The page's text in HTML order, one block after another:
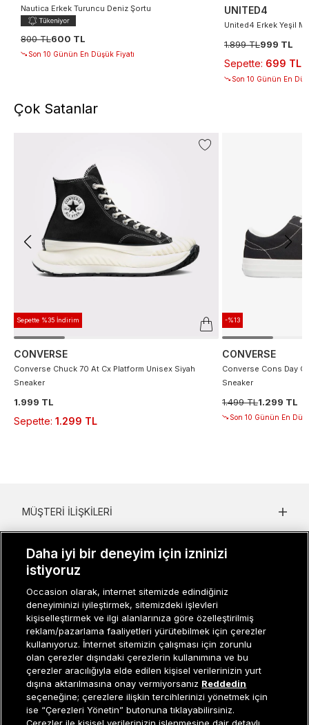
Nautica Erkek Turuncu Deniz Şortu
800 TL600 TL
Son 10 Günün En Düşük Fiyatı
UNITED4
United4 Erkek Yeşil
1.899 TL999 TL
Sepette: 699 TL
Son 10 Günün En
Çok Satanlar
Sepette %35 İndirim
CONVERSE
Converse Chuck 70 At Cx Platform Unisex Siyah
Sneaker
1.999 TL
Sepette: 1.299 TL
-%13
CONVERSE
Converse Cons Day
Sneaker
1.499 TL1.299 TL
Son 10 Günün En
Müşteri İlişkileri0 850 800 01 20
MÜŞTERI İLIŞKILERI
KADIN KATEGORILER
GRUP MARKALAR
ERKEK KATEGORILER
Daha iyi bir deneyim için izninizi
istiyoruz
Occasion olarak, internet sitemizde edindiğiniz
deneyiminizi iyileştirmek, sitemizdeki işlevleri
kişiselleştirmek ve ilgi alanlarınıza göre özelleştirilmiş
reklam/pazarlama faaliyetleri yürütebilmek için çerezler
kullanıyoruz. İnternet sitemizin çalışması için zorunlu
olan çerezler dışındaki çerezlerin kullanımına ve bu
çerezler aracılığıyla elde edilen kişisel verilerinizin yurt
dışına aktarılmasına onay vermiyorsanız Reddedin
seçeneğine; çerezlere ilişkin tercihlerinizi yönetmek için
ise “Çerezleri Yönetin” butonuna tıklayabilirsiniz.